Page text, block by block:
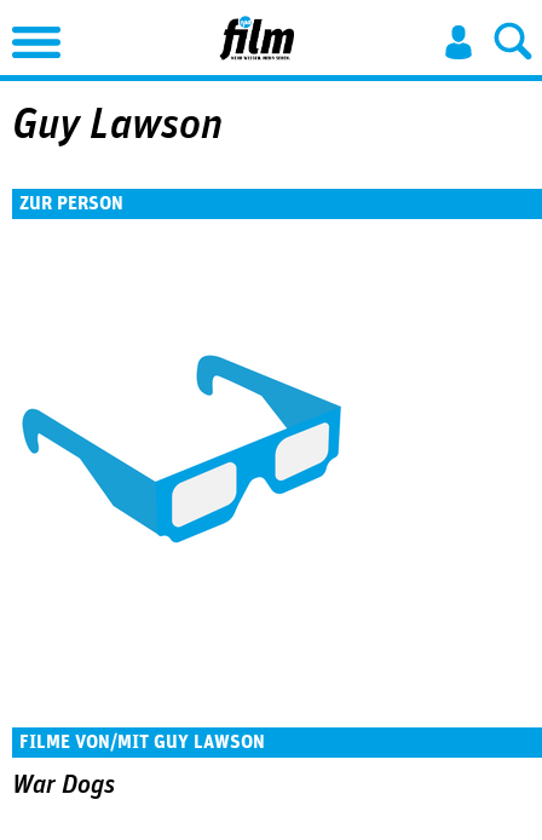
Jump to Navigation
Guy Lawson
ZUR PERSON
FILME VON/MIT GUY LAWSON
War Dogs